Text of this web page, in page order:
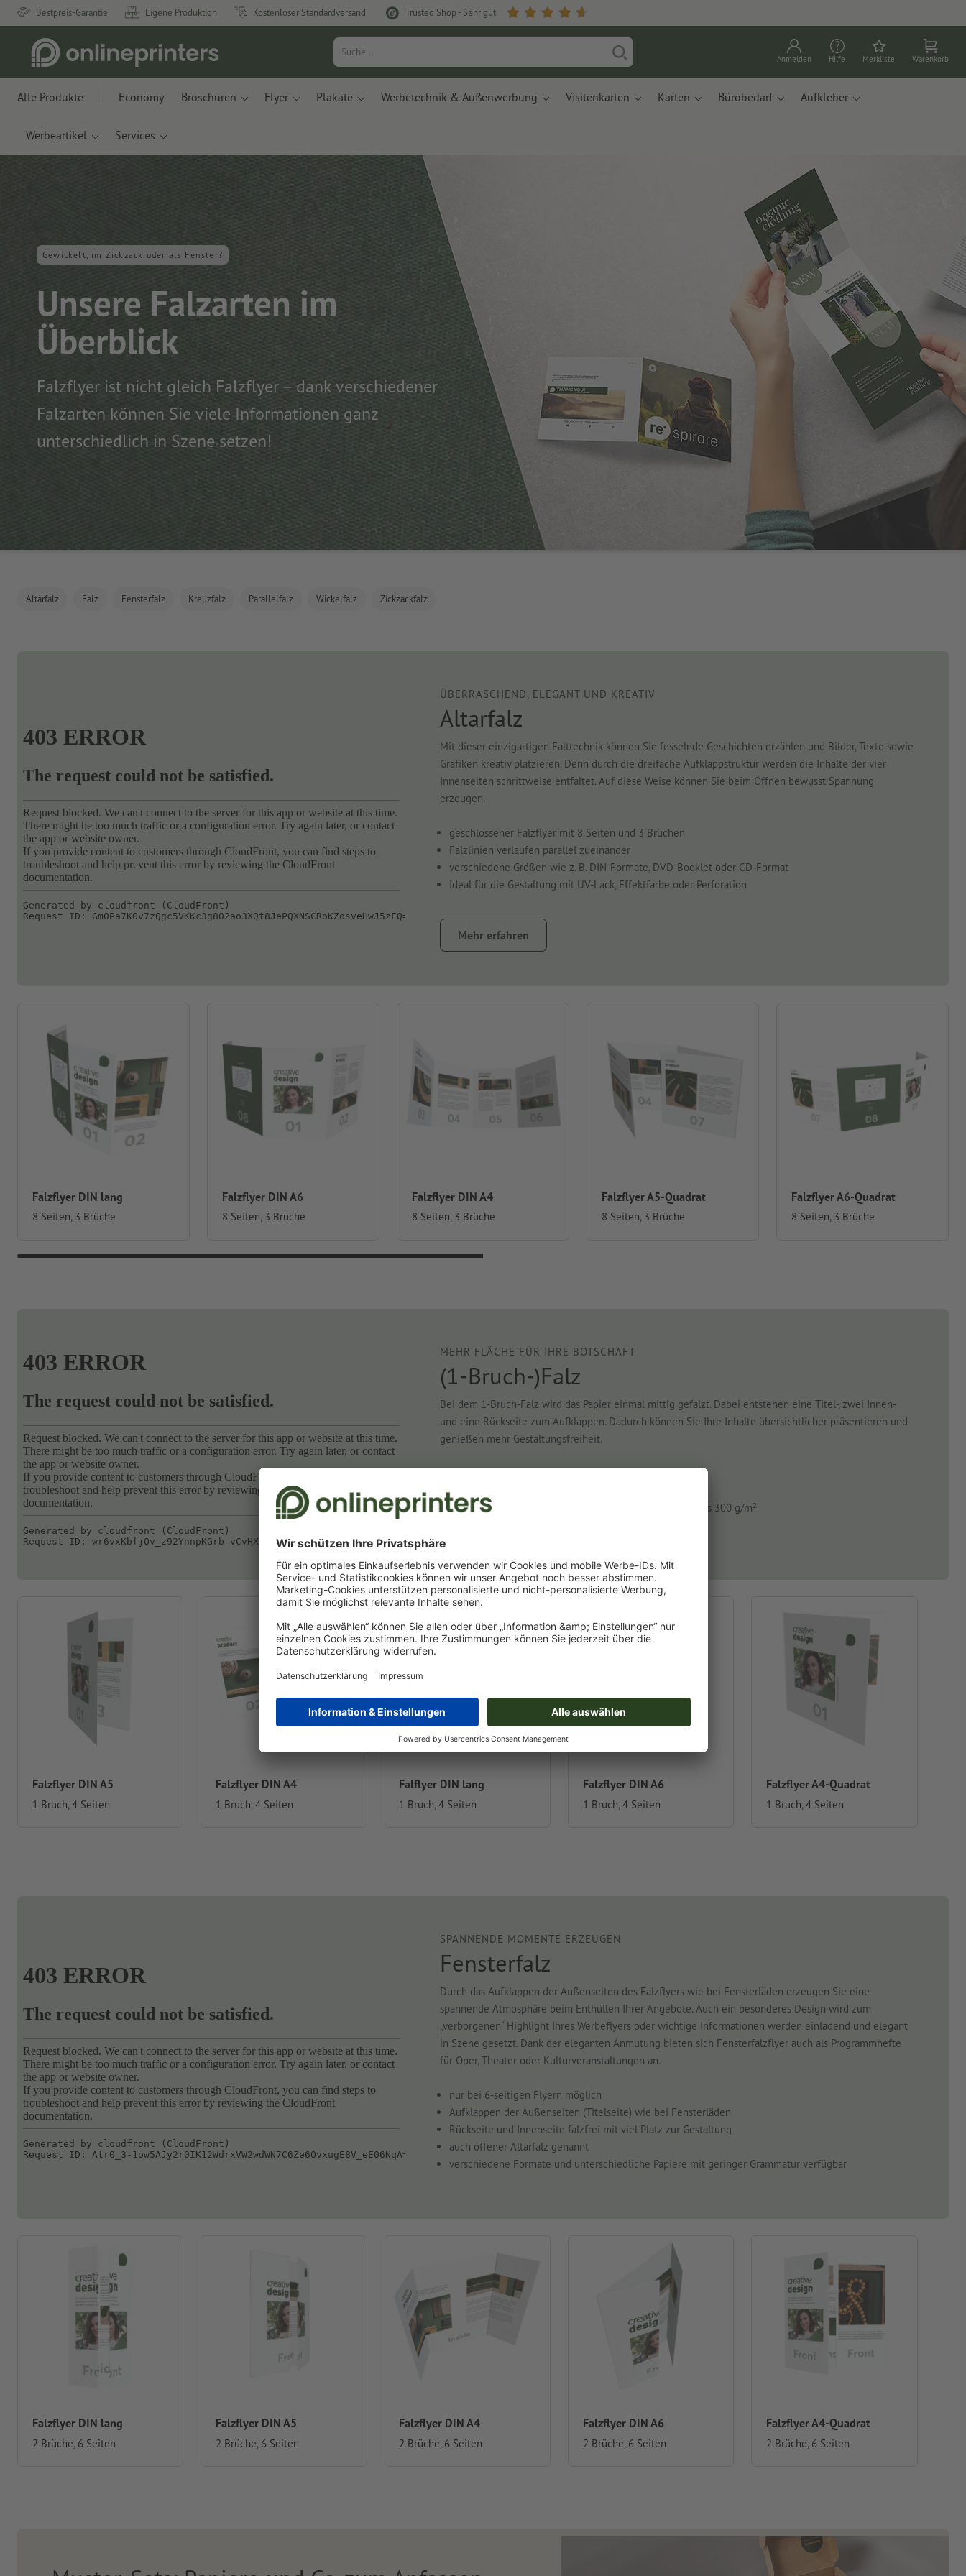
Bestpreis-Garantie Eigene Produktion Kostenloser Standardversand Trusted Shop - Sehr gut
Anmelden Hilfe Merkliste Warenkorb
Alle Produkte Economy Broschüren Flyer Plakate Werbetechnik & Außenwerbung Visitenkarten Karten Bürobedarf Aufkleber
Werbeartikel Services
Gewickelt, im Zickzack oder als Fenster?
Unsere Falzarten im
Überblick
Falzflyer ist nicht gleich Falzflyer – dank verschiedener
Falzarten können Sie viele Informationen ganz
unterschiedlich in Szene setzen!
Altarfalz Falz Fensterfalz Kreuzfalz Parallelfalz Wickelfalz Zickzackfalz
MEHR FLÄCHE FÜR IHRE BOTSCHAFT
(1-Bruch-)Falz
Bei dem 1-Bruch-Falz wird das Papier einmal mittig gefalzt. Dabei entstehen eine Titel-, zwei Innen-
und eine Rückseite zum Aufklappen. Dadurch können Sie Ihre Inhalte übersichtlicher präsentieren und
genießen mehr Gestaltungsfreiheit.
sehr große Auswahl an Formaten
viele Papiere mit unterschiedlicher Grammatur von 80 bis 300 g/m²
Falzflyer DIN A5
1 Bruch, 4 Seiten
Falzflyer DIN A4
1 Bruch, 4 Seiten
Falflyer DIN lang
1 Bruch, 4 Seiten
Falzflyer DIN A6
1 Bruch, 4 Seiten
Falzflyer A4-Quadrat
1 Bruch, 4 Seiten
SPANNENDE MOMENTE ERZEUGEN
Fensterfalz
Durch das Aufklappen der Außenseiten des Falzflyers wie bei Fensterläden erzeugen Sie eine
spannende Atmosphäre beim Enthüllen Ihrer Angebote. Auch ein besonderes Design wird zum
„verborgenen“ Highlight Ihres Werbeflyers oder wichtige Informationen werden einladend und elegant
in Szene gesetzt. Dank der eleganten Anmutung bieten sich Fensterfalzflyer auch als Programmhefte
für Oper, Theater oder Kulturveranstaltungen an.
nur bei 6-seitigen Flyern möglich
Aufklappen der Außenseiten (Titelseite) wie bei Fensterläden
Rückseite und Innenseite falzfrei mit viel Platz zur Gestaltung
auch offener Altarfalz genannt
verschiedene Formate und unterschiedliche Papiere mit geringer Grammatur verfügbar
Falzflyer DIN lang
2 Brüche, 6 Seiten
Falzflyer DIN A5
2 Brüche, 6 Seiten
Falzflyer DIN A4
2 Brüche, 6 Seiten
Falzflyer DIN A6
2 Brüche, 6 Seiten
Falzflyer A4-Quadrat
2 Brüche, 6 Seiten
ÜBERRASCHEND, ELEGANT UND KREATIV
Altarfalz
Mit dieser einzigartigen Falttechnik können Sie fesselnde Geschichten erzählen und Bilder, Texte sowie
Grafiken kreativ platzieren. Denn durch die dreifache Aufklappstruktur werden die Inhalte der vier
Innenseiten schrittweise entfaltet. Auf diese Weise können Sie beim Öffnen bewusst Spannung
erzeugen.
geschlossener Falzflyer mit 8 Seiten und 3 Brüchen
Falzlinien verlaufen parallel zueinander
verschiedene Größen wie z. B. DIN-Formate, DVD-Booklet oder CD-Format
ideal für die Gestaltung mit UV-Lack, Effektfarbe oder Perforation
Mehr erfahren
Falzflyer DIN lang
8 Seiten, 3 Brüche
Falzflyer DIN A6
8 Seiten, 3 Brüche
Falzflyer DIN A4
8 Seiten, 3 Brüche
Falzflyer A5-Quadrat
8 Seiten, 3 Brüche
Falzflyer A6-Quadrat
8 Seiten, 3 Brüche